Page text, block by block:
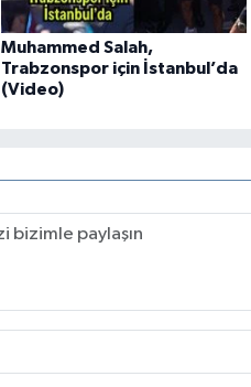
Muhammed Salah,
Trabzonspor için İstanbul’da
(Video)